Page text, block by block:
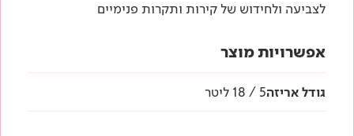
לצביעה ולחידוש של קירות ותקרות פנימיים
אפשרויות מוצר
גודל אריזה5 / 18 ליטר